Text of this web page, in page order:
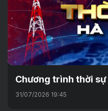
Chương trình thời
31/07/2026 19:45